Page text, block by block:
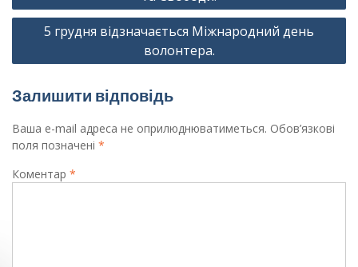
5 грудня відзначається Міжнародний день
волонтера.
Залишити відповідь
Ваша e-mail адреса не оприлюднюватиметься. Обов’язкові
поля позначені *
Коментар *